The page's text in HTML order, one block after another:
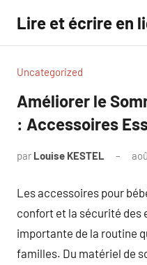
contenu
Lire et écrire en
Uncategorized
Améliorer le
: Accessoires
par Louise KESTEL
Les accessoires pour
confort et la sécurité
importante de la routine
familles. Du matériel de